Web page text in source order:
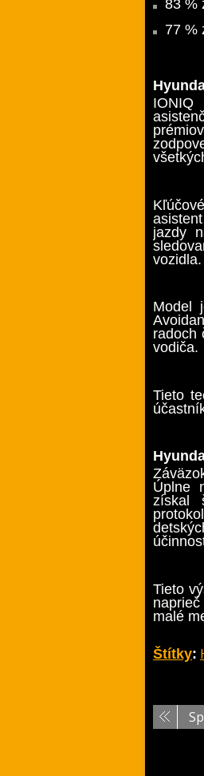
83 %
77 %
jazdy
vozidla.
Model
radoch
vodiča.
Tieto
Úplne
získal
Tieto
malé
Štítky: